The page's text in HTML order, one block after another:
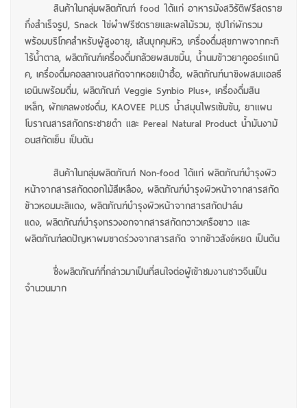
สินค้าในกลุ่มผลิตภัณฑ์ food ได้แก่ อาหารมังสวิรัติฟรีสดราย
กึ่งสำเร็จรูป, Snack ไข่ผำฟรีซดรายและผลไม้รวม, ซุปไก่ผักรวม
พร้อมบริโภคสำหรับผู้สูงอายุ, เส้นบุกคุมหิว, เครื่องดื่มสุขภาพจากกะทิ
ไร้น้ำตาล, ผลิตภัณฑ์เครื่องดื่มกล้วยผสมขมิ้น, น้ำนมข้าวยาคูออร์แกนิ
ค, เครื่องดื่มคอลลาเจนสกัดจากหอยเป๋าฮื้อ, ผลิตภัณฑ์นาขิงผสมแอลธี
เอนินพร้อมดื่ม, ผลิตภัณฑ์ Veggie Synbio Plus+, เครื่องดื่มสิน
เหล็ก, ผักเคลผงชงดื่ม, KAOVEE PLUS น้ำสมุนไพรเข้มข้น, ยาแผน
โบราณสารสกัดกระชายดำ และ Pereal Natural Product น้ำมันงาม้
อนสกัดเย็น เป็นตัน
สินค้าในกลุ่มผลิตภัณฑ์ Non-food ได้แก่ ผลิตภัณฑ์บำรุงผิว
หน้าจากสารสกัดดอกไม้สีเหลือง, ผลิตภัณฑ์บำรุงผิวหน้าจากสารสกัด
ข้าวหอมมะลิแดง, ผลิตภัณฑ์บำรุงผิวหน้าจากสารสกัดปาล์ม
แดง, ผลิตภัณฑ์บำรุงทรวงอกจากสารสกัดกวาวเครือขาว และ
ผลิตภัณฑ์ลดปัญหาผมขาดร่วงจากสารสกัด จากข้าวสังข์หยด เป็นต้น
ซึ่งผลิตภัณฑ์ที่กล่าวมาเป็นที่สนใจต่อผู้เข้าชมงานชาวจีนเป็น
จำนวนมาก